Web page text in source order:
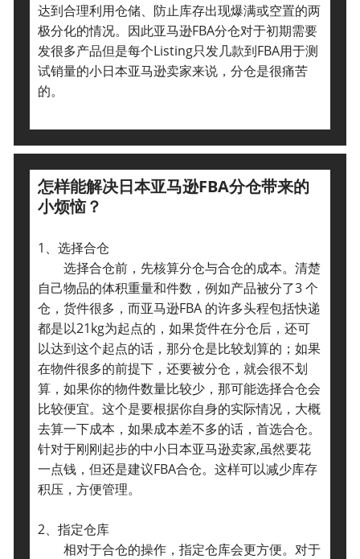
达到合理利用仓储、防止库存出现爆满或空置的两
极分化的情况。 因此亚马逊FBA分仓对于初期需要
发很多产品但是每个Listing只发几款到FBA用于测
试销量的小日本亚马逊卖家来说，分仓是很痛苦
的。
怎样能解决日本亚马逊FBA分仓带来的
小烦恼？
1、选择合仓
选择合仓前，先核算分仓与合仓的成本。清楚
自己物品的体积重量和件数，例如产品被分了3 个
仓，货件很多，而亚马逊FBA 的许多头程包括快递
都是以21kg为起点的，如果货件在分仓后，还可
以达到这个起点的话，那分仓是比较划算的；如果
在物件很多的前提下，还要被分仓，就会很不划
算，如果你的物件数量比较少，那可能选择合仓会
比较便宜。这个是要根据你自身的实际情况，大概
去算一下成本，如果成本差不多的话，首选合仓。
针对于刚刚起步的中小日本亚马逊卖家,虽然要花
一点钱，但还是建议FBA合仓。这样可以减少库存
积压，方便管理。
2、指定仓库
相对于合仓的操作，指定仓库会更方便。对于